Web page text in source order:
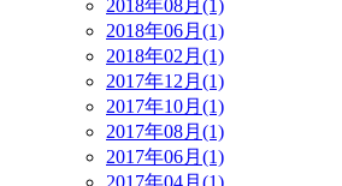
2018年08月(1)
2018年06月(1)
2018年02月(1)
2017年12月(1)
2017年10月(1)
2017年08月(1)
2017年06月(1)
2017年04月(1)